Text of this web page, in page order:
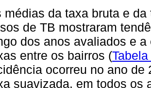
médias da taxa bruta e
de TB mostraram
dos anos avaliados e
entre os bairros (Tabela
ocorreu no ano de
suavizada, em todos os